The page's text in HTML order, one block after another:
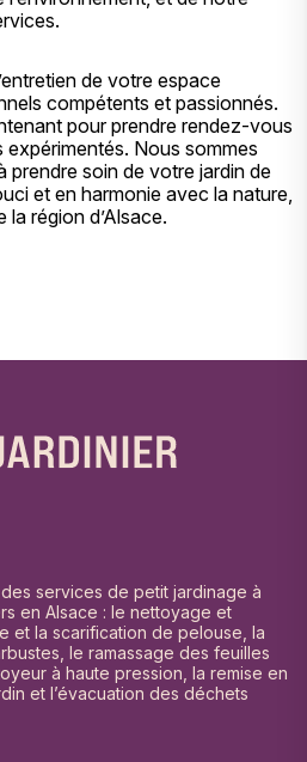
de votre espace
compétents et passionnés.
pour prendre rendez-vous
expérimentés. Nous sommes
prendre soin de votre jardin de
et en harmonie avec la nature,
région d’Alsace.
services de petit jardinage à
en Alsace : le nettoyage et
et la scarification de pelouse, la
le ramassage des feuilles
à haute pression, la remise en
et l’évacuation des déchets